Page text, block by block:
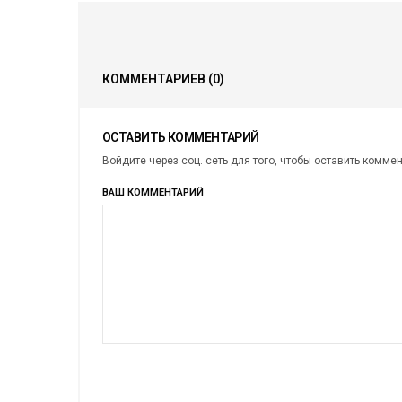
КОММЕНТАРИЕВ (0)
ОСТАВИТЬ КОММЕНТАРИЙ
Войдите через соц. сеть для того, чтобы оставить
ВАШ КОММЕНТАРИЙ